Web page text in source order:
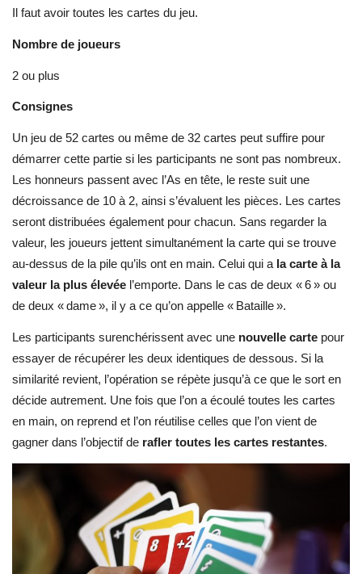
Il faut avoir toutes les cartes du jeu.
Nombre de joueurs
2 ou plus
Consignes
Un jeu de 52 cartes ou même de 32 cartes peut suffire pour
démarrer cette partie si les participants ne sont pas nombreux.
Les honneurs passent avec l’As en tête, le reste suit une
décroissance de 10 à 2, ainsi s’évaluent les pièces. Les cartes
seront distribuées également pour chacun. Sans regarder la
valeur, les joueurs jettent simultanément la carte qui se trouve
au-dessus de la pile qu’ils ont en main. Celui qui a la carte à la
valeur la plus élevée l’emporte. Dans le cas de deux « 6 » ou
de deux « dame », il y a ce qu’on appelle « Bataille ».
Les participants surenchérissent avec une nouvelle carte pour
essayer de récupérer les deux identiques de dessous. Si la
similarité revient, l’opération se répète jusqu’à ce que le sort en
décide autrement. Une fois que l’on a écoulé toutes les cartes
en main, on reprend et l’on réutilise celles que l’on vient de
gagner dans l’objectif de rafler toutes les cartes restantes.